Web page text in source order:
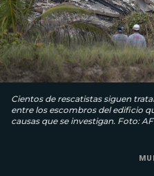
Cientos de rescatistas siguen
entre los escombros del edificio
causas que se investigan. Foto: